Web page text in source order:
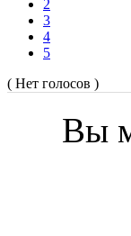
2
3
4
5
( Нет голосов )
Вы